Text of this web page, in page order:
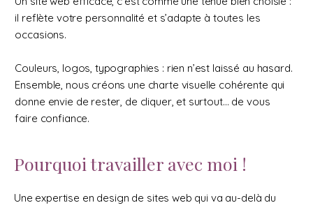
il reflète votre personnalité et s’adapte à toutes les
occasions.
Couleurs, logos, typographies : rien n’est laissé au hasard.
Ensemble, nous créons une charte visuelle cohérente qui
donne envie de rester, de cliquer, et surtout… de vous
faire confiance.
Pourquoi travailler avec moi !
Une expertise en design de sites web qui va au-delà du